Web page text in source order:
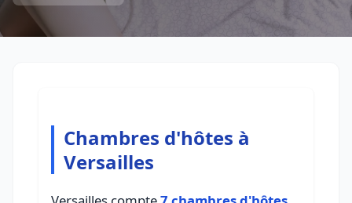
Chambres d'hôtes à
Versailles